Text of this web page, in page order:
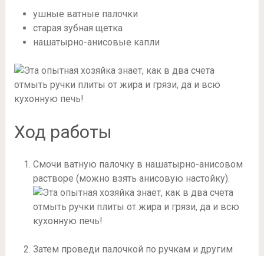
ушные ватные палочки
старая зубная щетка
нашатырно-анисовые капли
Ход работы
Смочи ватную палочку в нашатырно-анисовом
растворе (можно взять анисовую настойку).
Затем проведи палочкой по ручкам и другим